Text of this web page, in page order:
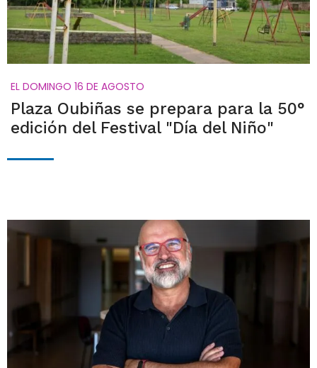
EL DOMINGO 16 DE AGOSTO
Plaza Oubiñas se prepara para la 50°
edición del Festival "Día del Niño"